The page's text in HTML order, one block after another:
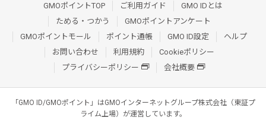
GMOポイントTOP ご利用ガイド
GMO IDとは
ためる・つかう
GMOポイントアンケート
GMOポイントモール
ポイント通帳 GMO ID設定
ヘルプ
お問い合わせ
利用規約
Cookieポリシー
プライバシーポリシー
会社概要
「GMO ID/GMOポイント」はGMOインターネットグループ株式会社（東証プ
ライム上場）が運営しています。